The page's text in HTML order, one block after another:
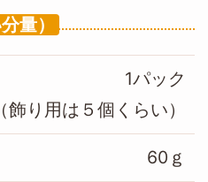
量）
1パック
（飾り用は５個くらい）
60ｇ